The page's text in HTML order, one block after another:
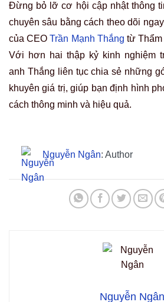
Đừng bỏ lỡ cơ hội cập nhật thông
chuyên sâu bằng cách theo dõi
của CEOTrần Mạnh Thắng từ
Với hơn hai thập kỷ kinh nghiệm
anh Thắng liên tục chia sẻ những
khuyên giá trị, giúp bạn định hình
cách thông minh và hiệu quả.
Nguyễn Ngân: Author
Nguyễn Ngân